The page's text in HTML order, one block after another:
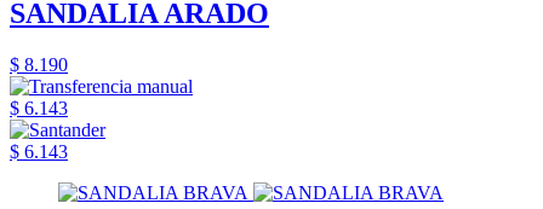
SANDALIA ARADO
$ 8.190
$ 6.143
$ 6.143